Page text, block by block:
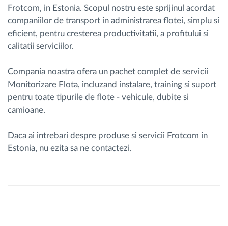
Frotcom, in Estonia. Scopul nostru este sprijinul acordat
companiilor de transport in administrarea flotei, simplu si
eficient, pentru cresterea productivitatii, a profitului si
calitatii serviciilor.
Compania noastra ofera un pachet complet de servicii
Monitorizare Flota, incluzand instalare, training si suport
pentru toate tipurile de flote - vehicule, dubite si
camioane.
Daca ai intrebari despre produse si servicii Frotcom in
Estonia, nu ezita sa ne contactezi.